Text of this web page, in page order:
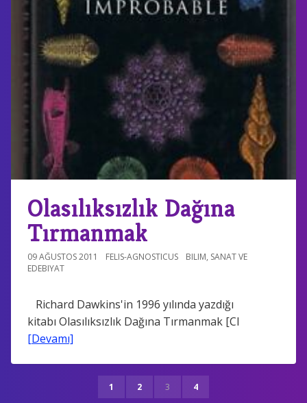
Olasılıksızlık Dağına
Tırmanmak
09 AĞUSTOS 2011 FELIS-AGNOSTICUS BILIM, SANAT VE
EDEBIYAT
Richard Dawkins'in 1996 yılında yazdığı
kitabı Olasılıksızlık Dağına Tırmanmak [Cl
[Devamı]
1 2 3 4